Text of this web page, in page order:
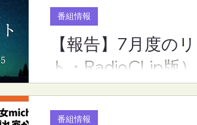
【FM-YRC】魔女michの
家から(mich)■2026年8月7
【報告】7月度の
ト・RadioCLip版）
番組情報
番組情報